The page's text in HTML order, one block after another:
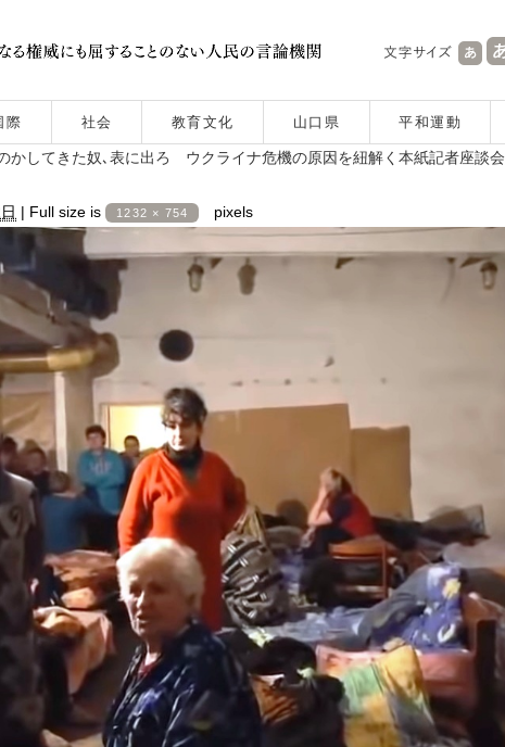
際 社会 教育文化 山口県 平和運動
してきた奴､表に出ろ ウクライナ危機の原因を紐解く本紙記者座談会
| Full size is 1232 × 754 pixels